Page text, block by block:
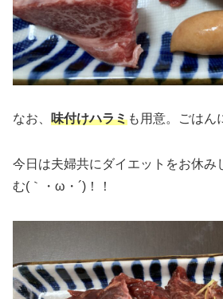
なお、 味付けハラミも用意。ごはん
今日は夫婦共にダイエットをお休み
む(｀・ω・´)！！